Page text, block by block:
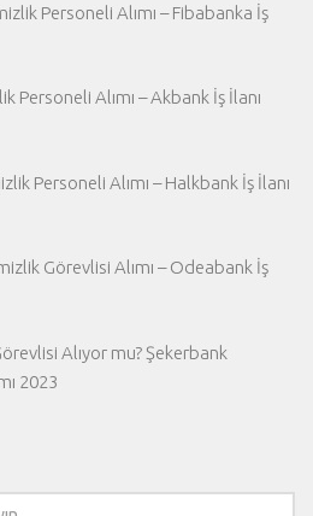
Personeli Alımı – Fibabanka İş
Personeli Alımı – Akbank İş İlanı
Personeli Alımı – Halkbank İş İlanı
Görevlisi Alımı – Odeabank İş
Alıyor mu? Şekerbank
2023